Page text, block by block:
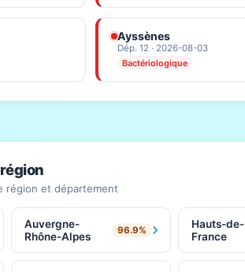
Ayssènes
Dép. 12 · 2026-08-03
Bactériologique
région et département
Auvergne-
Rhône-Alpes
96.9%
Hauts-de-
France